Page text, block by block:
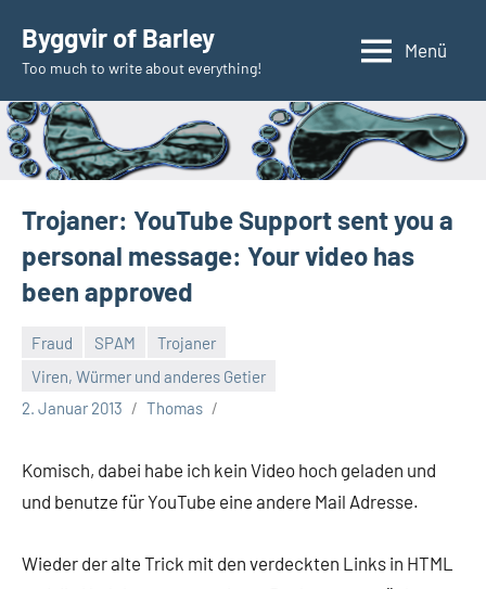
Inhalt
springen
Byggvir of Barley
Too much to write about everything!
Menü
Trojaner: YouTube Support sent you a
personal message: Your video has
been approved
Fraud SPAM
Trojaner
Viren, Würmer und anderes Getier
2. Januar 2013
Thomas
Komisch, dabei habe ich kein Video hoch geladen und
und benutze für YouTube eine andere Mail Adresse.
Wieder der alte Trick mit den verdeckten Links in HTML